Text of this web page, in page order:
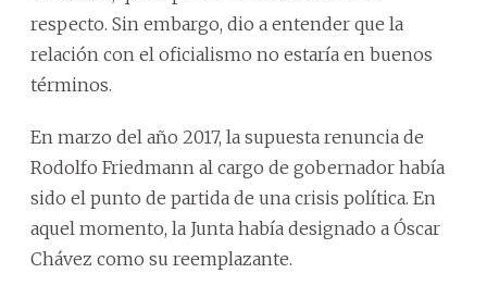
respecto. Sin embargo, dio a entender que la
relación con el oficialismo no estaría en buenos
términos.
En marzo del año 2017, la supuesta renuncia de
Rodolfo Friedmann al cargo de gobernador había
sido el punto de partida de una crisis política. En
aquel momento, la Junta había designado a Óscar
Chávez como su reemplazante.